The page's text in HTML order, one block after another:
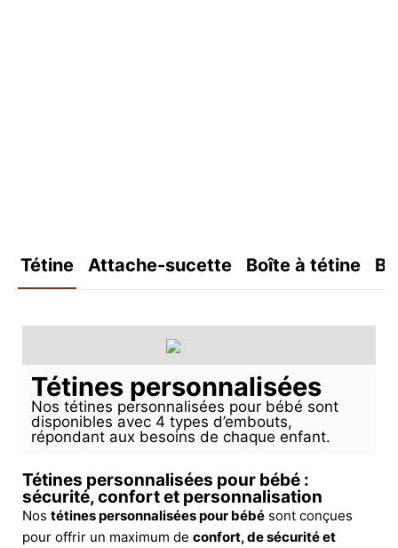
Tétine Attache-sucette Boîte à tétine
Tétines personnalisées
Nos tétines personnalisées pour bébé sont
disponibles avec 4 types d’embouts,
répondant aux besoins de chaque enfant.
Tétines personnalisées pour bébé :
sécurité, confort et personnalisation
Nos tétines personnalisées pour bébé sont conçues
pour offrir un maximum de confort, de sécurité et